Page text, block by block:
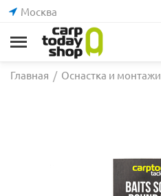
Москва
Главная / Оснастка и монтажи